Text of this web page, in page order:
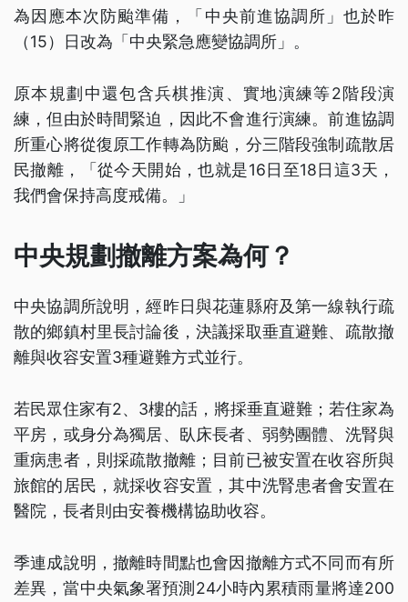
為因應本次防颱準備，「中央前進協調所」也於昨
（15）日改為「中央緊急應變協調所」。
原本規劃中還包含兵棋推演、實地演練等2階段演
練，但由於時間緊迫，因此不會進行演練。前進協調
所重心將從復原工作轉為防颱，分三階段強制疏散居
民撤離，「從今天開始，也就是16日至18日這3天，
我們會保持高度戒備。」
中央規劃撤離方案為何？
中央協調所說明，經昨日與花蓮縣府及第一線執行疏
散的鄉鎮村里長討論後，決議採取垂直避難、疏散撤
離與收容安置3種避難方式並行。
若民眾住家有2、3樓的話，將採垂直避難；若住家為
平房，或身分為獨居、臥床長者、弱勢團體、洗腎與
重病患者，則採疏散撤離；目前已被安置在收容所與
旅館的居民，就採收容安置，其中洗腎患者會安置在
醫院，長者則由安養機構協助收容。
季連成說明，撤離時間點也會因撤離方式不同而有所
差異，當中央氣象署預測24小時內累積雨量將達200